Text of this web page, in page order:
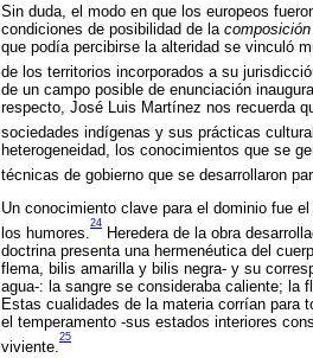
Sin duda, el modo en que los europeos
condiciones de posibilidad de la composición
que podía percibirse la alteridad se vinculó
de los territorios incorporados a su
de un campo posible de enunciación
respecto, José Luis Martínez nos recuerda
sociedades indígenas y sus prácticas
heterogeneidad, los conocimientos que se
técnicas de gobierno que se desarrollaron
Un conocimiento clave para el dominio fue
los humores.
24
Heredera de la obra
doctrina presenta una hermenéutica del
flema, bilis amarilla y bilis negra- y su
agua-: la sangre se consideraba caliente;
Estas cualidades de la materia corrían
el temperamento -sus estados interiores
viviente.
25